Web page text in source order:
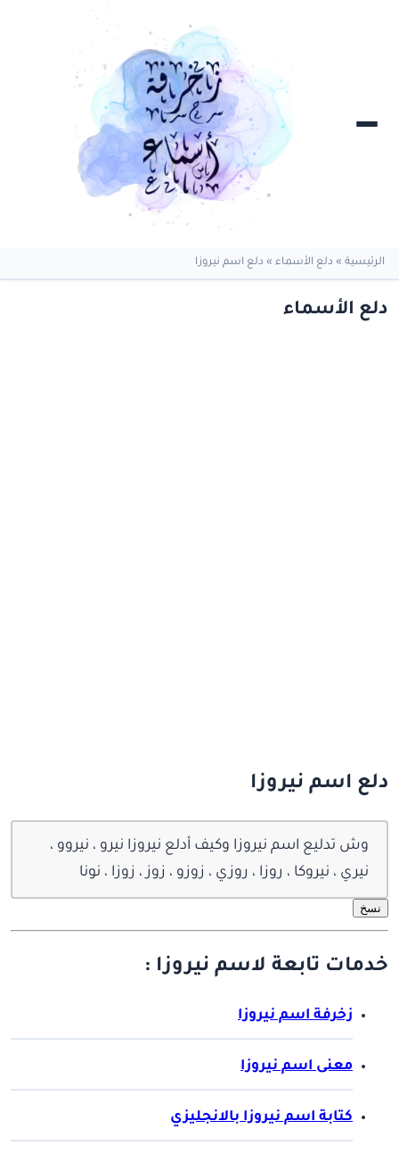
الرئيسية » دلع الأسماء » دلع اسم نيروزا
دلع الأسماء
دلع اسم نيروزا
وش تدليع اسم نيروزا وكيف أدلع نيروزا نيرو ، نيروو ،
نيري ، نيروكا ، روزا ، روزي ، زوزو ، زوز ، زوزا ، نونا
نسخ
خدمات تابعة لاسم نيروزا :
زخرفة اسم نيروزا
معنى اسم نيروزا
كتابة اسم نيروزا بالانجليزي